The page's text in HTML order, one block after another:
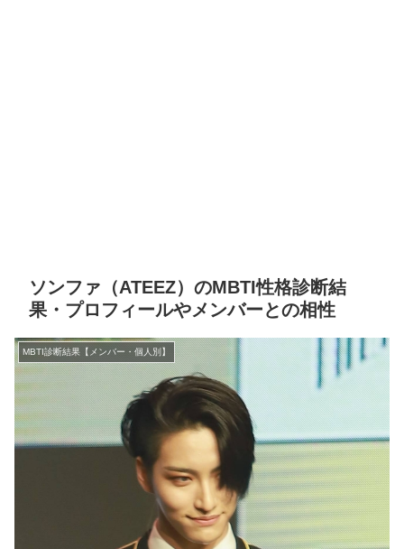
ソンファ（ATEEZ）のMBTI性格診断結
果・プロフィールやメンバーとの相性
MBTI診断結果【メンバー・個人別】